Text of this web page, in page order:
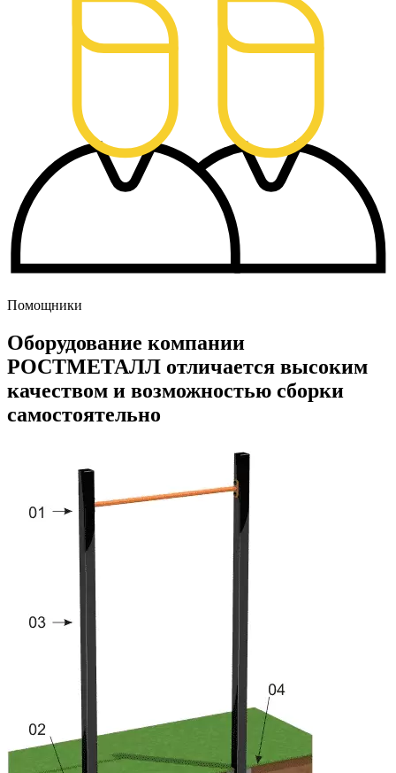
Помощники
Оборудование компании
РОСТМЕТАЛЛ отличается высоким
качеством и возможностью сборки
самостоятельно